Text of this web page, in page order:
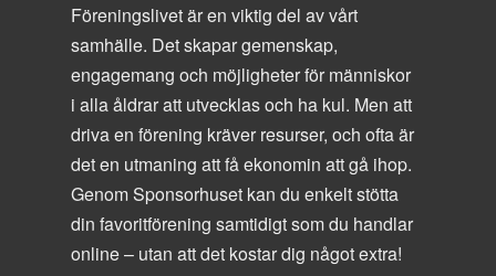
Föreningslivet är en viktig del av vårt
samhälle. Det skapar gemenskap,
engagemang och möjligheter för människor
i alla åldrar att utvecklas och ha kul. Men att
driva en förening kräver resurser, och ofta är
det en utmaning att få ekonomin att gå ihop.
Genom Sponsorhuset kan du enkelt stötta
din favoritförening samtidigt som du handlar
online – utan att det kostar dig något extra!